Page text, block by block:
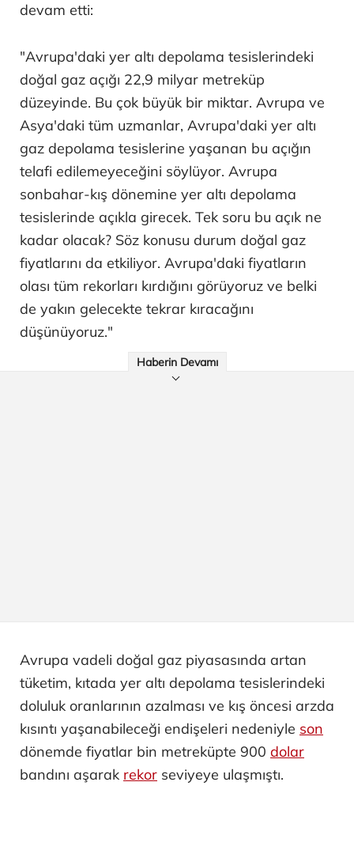
devam etti:
"Avrupa'daki yer altı depolama tesislerindeki
doğal gaz açığı 22,9 milyar metreküp
düzeyinde. Bu çok büyük bir miktar. Avrupa ve
Asya'daki tüm uzmanlar, Avrupa'daki yer altı
gaz depolama tesislerine yaşanan bu açığın
telafi edilemeyeceğini söylüyor. Avrupa
sonbahar-kış dönemine yer altı depolama
tesislerinde açıkla girecek. Tek soru bu açık ne
kadar olacak? Söz konusu durum doğal gaz
fiyatlarını da etkiliyor. Avrupa'daki fiyatların
olası tüm rekorları kırdığını görüyoruz ve belki
de yakın gelecekte tekrar kıracağını
düşünüyoruz."
Haberin Devamı
Avrupa vadeli doğal gaz piyasasında artan
tüketim, kıtada yer altı depolama tesislerindeki
doluluk oranlarının azalması ve kış öncesi arzda
kısıntı yaşanabileceği endişeleri nedeniyle son
dönemde fiyatlar bin metreküpte 900 dolar
bandını aşarak rekor seviyeye ulaşmıştı.